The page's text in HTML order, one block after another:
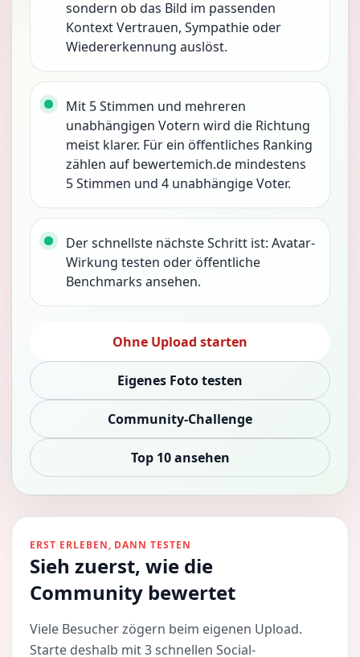
sondern ob das Bild im passenden
Kontext Vertrauen, Sympathie oder
Wiedererkennung auslöst.
Mit 5 Stimmen und mehreren
unabhängigen Votern wird die Richtung
meist klarer. Für ein öffentliches Ranking
zählen auf bewertemich.de mindestens
5 Stimmen und 4 unabhängige Voter.
Der schnellste nächste Schritt ist: Avatar-
Wirkung testen oder öffentliche
Benchmarks ansehen.
Ohne Upload starten
Eigenes Foto testen
Community-Challenge
Top 10 ansehen
ERST ERLEBEN, DANN TESTEN
Sieh zuerst, wie die
Community bewertet
Viele Besucher zögern beim eigenen Upload.
Starte deshalb mit 3 schnellen Social-